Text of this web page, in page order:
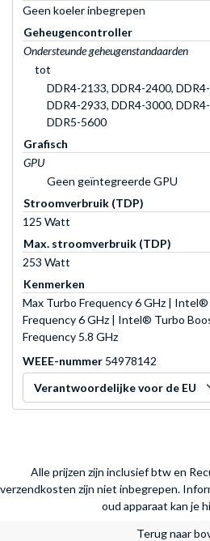
Geen koeler inbegrepen
Geheugencontroller
Ondersteunde geheugenstandaarden
tot
DDR4-2133, DDR4-2400,
DDR4-2933, DDR4-3000,
DDR5-5600
Grafisch
GPU
Geen geïntegreerde GPU
Stroomverbruik (TDP)
125 Watt
Max. stroomverbruik (TDP)
253 Watt
Kenmerken
Max Turbo Frequency 6 GHz |
Frequency 6 GHz | Intel® Turbo
Frequency 5.8 GHz
WEEE-nummer 54978142
Verantwoordelijke voor de EU
Alle prijzen zijn inclusief btw en
verzendkosten zijn niet inbegrepen.
oud apparaat kan je
Terug naar